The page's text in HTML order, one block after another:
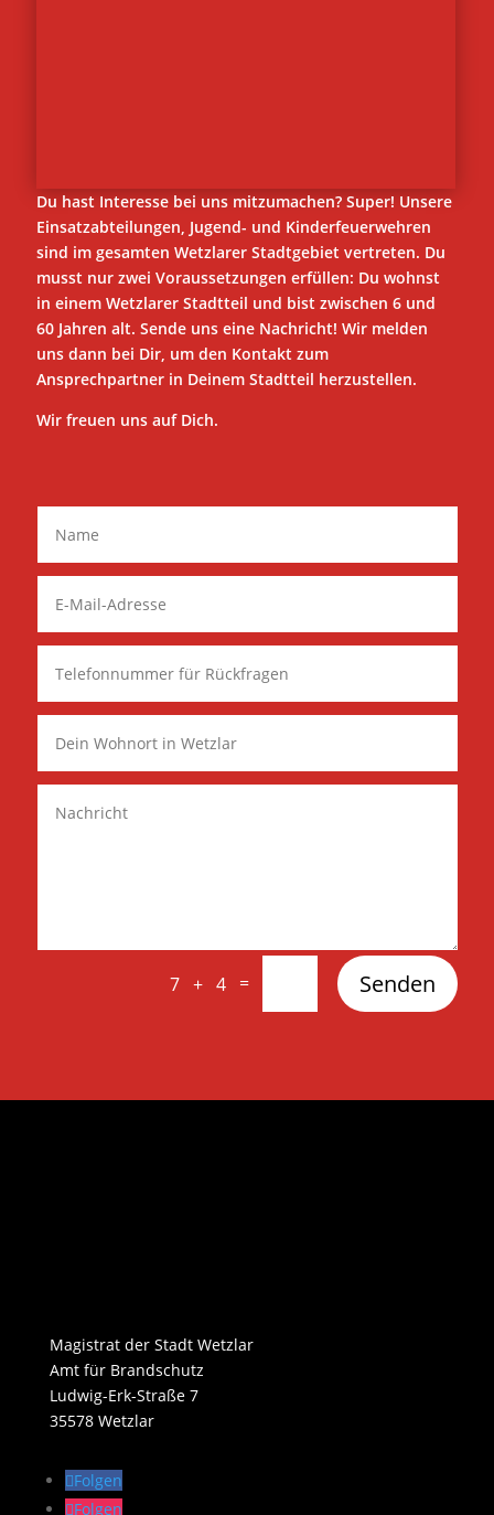
Du hast Interesse bei uns mitzumachen? Super! Unsere
Einsatzabteilungen, Jugend- und Kinderfeuerwehren
sind im gesamten Wetzlarer Stadtgebiet vertreten. Du
musst nur zwei Voraussetzungen erfüllen: Du wohnst
in einem Wetzlarer Stadtteil und bist zwischen 6 und
60 Jahren alt. Sende uns eine Nachricht! Wir melden
uns dann bei Dir, um den Kontakt zum
Ansprechpartner in Deinem Stadtteil herzustellen.
Wir freuen uns auf Dich.
7 + 4 = Senden
Magistrat der Stadt Wetzlar
Amt für Brandschutz
Ludwig-Erk-Straße 7
35578 Wetzlar
Folgen
Folgen